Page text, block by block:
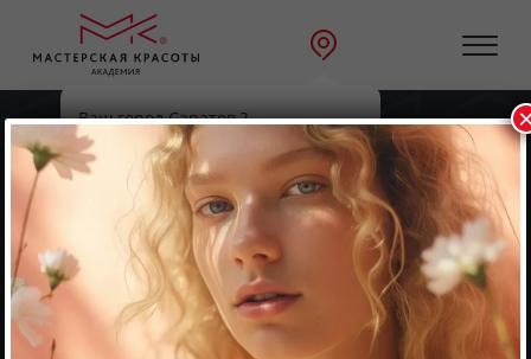
Ваш город Саратов ?
Выбрать другой
Главная Направления Ногтевой сервис
Ногтевой сервис
Комби-маникюр +